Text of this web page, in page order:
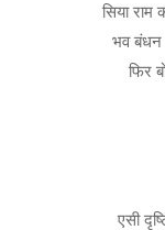
सिया
भव बंधन
फिर
एसी